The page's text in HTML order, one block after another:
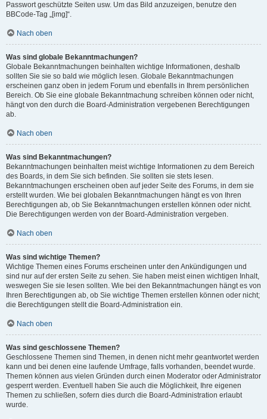
Passwort geschützte Seiten usw. Um das Bild anzuzeigen, benutze den
BBCode-Tag „[img]“.
Nach oben
Was sind globale Bekanntmachungen?
Globale Bekanntmachungen beinhalten wichtige Informationen, deshalb
sollten Sie sie so bald wie möglich lesen. Globale Bekanntmachungen
erscheinen ganz oben in jedem Forum und ebenfalls in Ihrem persönlichen
Bereich. Ob Sie eine globale Bekanntmachung schreiben können oder nicht,
hängt von den durch die Board-Administration vergebenen Berechtigungen
ab.
Nach oben
Was sind Bekanntmachungen?
Bekanntmachungen beinhalten meist wichtige Informationen zu dem Bereich
des Boards, in dem Sie sich befinden. Sie sollten sie stets lesen.
Bekanntmachungen erscheinen oben auf jeder Seite des Forums, in dem sie
erstellt wurden. Wie bei globalen Bekanntmachungen hängt es von Ihren
Berechtigungen ab, ob Sie Bekanntmachungen erstellen können oder nicht.
Die Berechtigungen werden von der Board-Administration vergeben.
Nach oben
Was sind wichtige Themen?
Wichtige Themen eines Forums erscheinen unter den Ankündigungen und
sind nur auf der ersten Seite zu sehen. Sie haben meist einen wichtigen Inhalt,
weswegen Sie sie lesen sollten. Wie bei den Bekanntmachungen hängt es von
Ihren Berechtigungen ab, ob Sie wichtige Themen erstellen können oder nicht;
die Berechtigungen stellt die Board-Administration ein.
Nach oben
Was sind geschlossene Themen?
Geschlossene Themen sind Themen, in denen nicht mehr geantwortet werden
kann und bei denen eine laufende Umfrage, falls vorhanden, beendet wurde.
Themen können aus vielen Gründen durch einen Moderator oder Administrator
gesperrt werden. Eventuell haben Sie auch die Möglichkeit, Ihre eigenen
Themen zu schließen, sofern dies durch die Board-Administration erlaubt
wurde.